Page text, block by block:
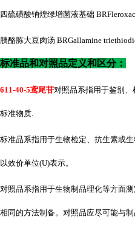
四硫磺酸钠煌绿增菌液基础
胰酪胨大豆肉汤 BRGallamine
标准品和对照品定义和区分：
611-40-5鸢尾苷对照品系指用于鉴别
标准物质.
标准品系指用于生物检定、抗生素或
以效价单位(U)表示。
对照品系指用于生物制品理化等方面
相同的方法制备。对照品应尽可能与制